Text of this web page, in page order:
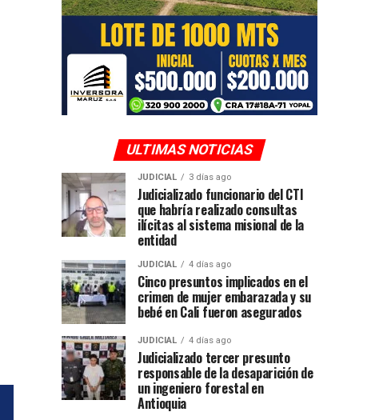
ULTIMAS NOTICIAS
JUDICIAL 3 días ago
Judicializado funcionario del CTI
que habría realizado consultas
ilícitas al sistema misional de la
entidad
JUDICIAL 4 días ago
Cinco presuntos implicados en el
crimen de mujer embarazada y su
bebé en Cali fueron asegurados
JUDICIAL 4 días ago
Judicializado tercer presunto
responsable de la desaparición de
un ingeniero forestal en
Antioquia